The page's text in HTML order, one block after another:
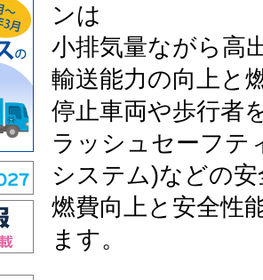
ンは
小排気量ながら高
輸送能力の向上と
停止車両や歩行者
ラッシュセーフテ
システム)などの
燃費向上と安全性
ます。